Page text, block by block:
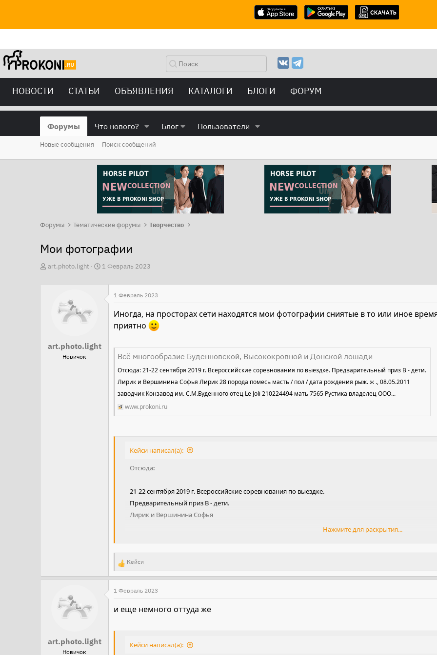
НОВОСТИ СТАТЬИ ОБЪЯВЛЕНИЯ КАТАЛОГИ БЛОГИ ФОРУМ
Форумы Что нового? Блог Пользователи
Новые сообщения Поиск сообщений
Форумы Тематические форумы Творчество
Мои фотографии
А
м
art.photo.light
Д1 Февраль 2023
art.photo.light
Новичок
1 Февраль 2023
Иногда, на просторах сети находятся мои фотографии сниятые в то или иное
приятно
Всё многообразие Буденновской, Высококровной и Донской лошади
Отсюда: 21-22 сентября 2019 г. Всероссийские соревнования по выездке. Предварительный приз В - дети.
Лирик и Вершинина Софья Лирик 28 порода помесь масть / пол / дата рождения рыж. ж ., 08.05.2011
заводчик Конзавод им. С.М.Буденного отец Le Joli 210224494 мать 7565 Рустика владелец ООО...
www.prokoni.ru
Кейси написал(а):
Отсюда:
21-22 сентября 2019 г. Всероссийские соревнования по выездке.
Предварительный приз В - дети.
Лирик и Вершинина Софья
масть / пол / дата рождения рыж. ж ., 08.05.2011
заводчикКонзавод им. С.М.Буденного
отецLe Joli 210224494
мать7565 Рустика
владелецООО "ОУСЦ "Планерная"
Нажмите для раскрытия...
Р
е
а
ц
Кейси
art.photo.light
Новичок
1 Февраль 2023
и еще немного оттуда же
Кейси написал(а):